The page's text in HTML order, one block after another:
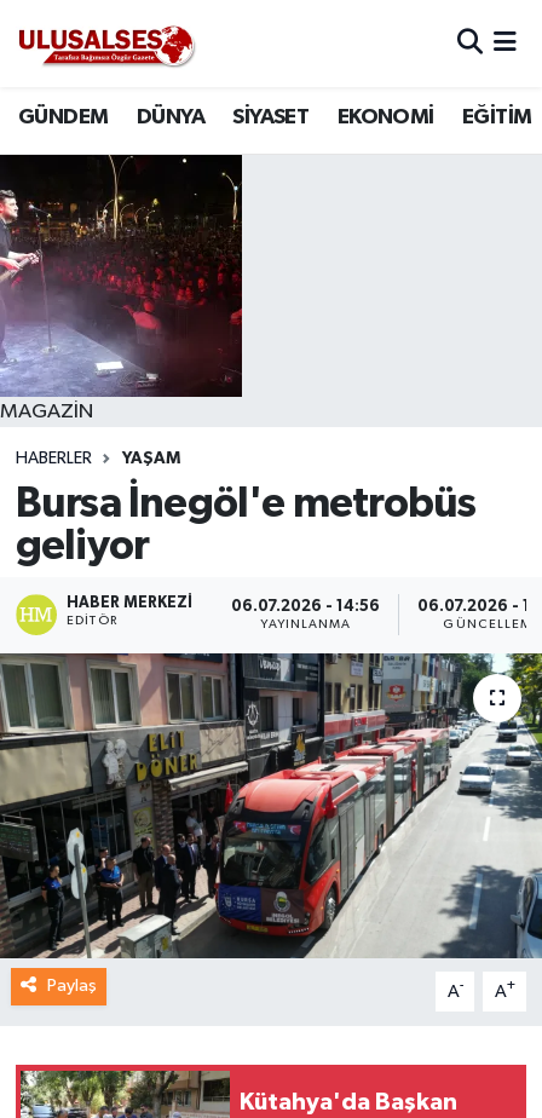
GÜNDEM DÜNYA SİYASET EKONOMİ EĞİTİM
MAGAZİN
HABERLER YAŞAM
Bursa İnegöl'e metrobüs
geliyor
HABER MERKEZI
EDITÖR
06.07.2026 - 14:56
YAYINLANMA
06.07.2026 -
GÜNCELLEME
Paylaş A- A+
Kütahya'da Başkan
DÜNYA
SİYASET
EKONOMİ
EĞİTİM
SAĞLIK
MAGAZİN
SPOR
Trafik Durumu
Süper Lig Puan Durumu ve Fikstür
Tüm Manşetler
Son Dakika Haberleri
Haber Arşivi